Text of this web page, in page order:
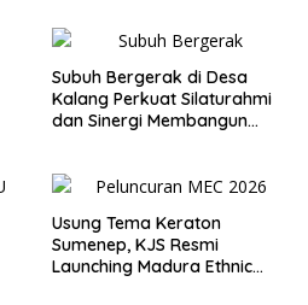
Subuh Bergerak di Desa
Kalang Perkuat Silaturahmi
dan Sinergi Membangun
Usung Tema Keraton
Sumenep, KJS Resmi
Launching Madura Ethnic